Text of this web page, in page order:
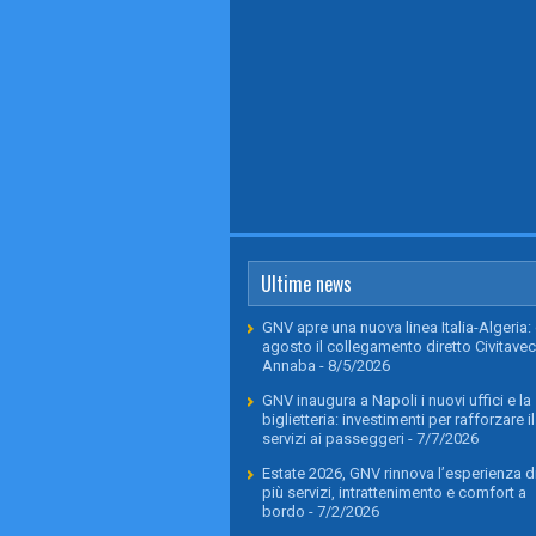
Ultime news
GNV apre una nuova linea Italia-Algeria:
agosto il collegamento diretto
Annaba - 8/5/2026
GNV inaugura a Napoli i nuovi uffici e la
biglietteria: investimenti per rafforzare
servizi ai passeggeri - 7/7/2026
Estate 2026, GNV rinnova l’esperienza
più servizi, intrattenimento e comfort a
bordo - 7/2/2026